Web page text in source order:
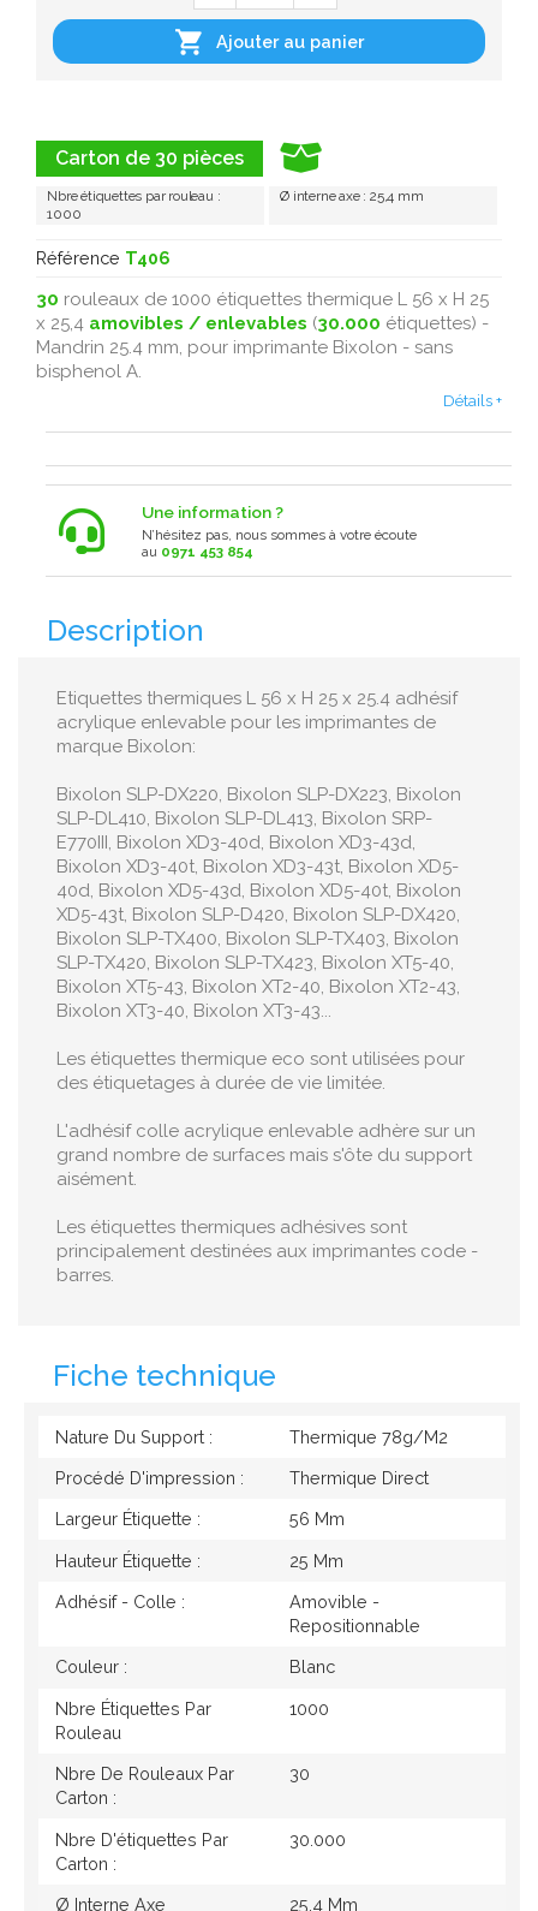
Carton de 30 pièces
Nbre étiquettes par rouleau :
1000
Ø interne axe : 25,4 mm
Référence T406
30 rouleaux de 1000 étiquettes thermique L 56 x H 25
x 25,4 amovibles / enlevables (30.000 étiquettes) -
Mandrin 25.4 mm, pour imprimante Bixolon - sans
bisphenol A .
Détails +
Une information ?
N’hésitez pas, nous sommes à votre écoute
au 0971 453 854
 Ajouter au panier
Description
Etiquettes thermiques L 56 x H 25 x 25.4 adhésif
acrylique enlevable pour les imprimantes de
marque Bixolon:
Bixolon SLP-DX220, Bixolon SLP-DX223, Bixolon
SLP-DL410, Bixolon SLP-DL413, Bixolon SRP-
E770III, Bixolon XD3-40d, Bixolon XD3-43d,
Bixolon XD3-40t, Bixolon XD3-43t, Bixolon XD5-
40d, Bixolon XD5-43d, Bixolon XD5-40t, Bixolon
XD5-43t, Bixolon SLP-D420, Bixolon SLP-DX420,
Bixolon SLP-TX400, Bixolon SLP-TX403, Bixolon
SLP-TX420, Bixolon SLP-TX423, Bixolon XT5-40,
Bixolon XT5-43, Bixolon XT2-40, Bixolon XT2-43,
Bixolon XT3-40, Bixolon XT3-43...
Les étiquettes thermique eco sont utilisées pour
des étiquetages à durée de vie limitée.
L'adhésif colle acrylique enlevable adhère sur un
grand nombre de surfaces mais s'ôte du support
aisément.
Les étiquettes thermiques adhésives sont
principalement destinées aux imprimantes code -
barres.
Fiche technique
Nature Du Support : Thermique 78g/M2
Procédé D'impression : Thermique Direct
Largeur Étiquette : 56 Mm
Hauteur Étiquette : 25 Mm
Adhésif - Colle :
Amovible -
Repositionnable
Couleur : Blanc
Nbre Étiquettes Par
Rouleau
1000
Nbre De Rouleaux Par
Carton :
30
Nbre D'étiquettes Par
Carton :
30.000
Ø Interne Axe 25,4 Mm